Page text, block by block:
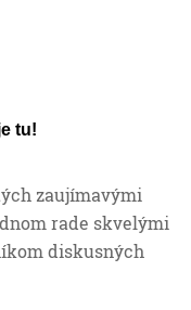
tu!
zaujímavými
rade skvelými
diskusných